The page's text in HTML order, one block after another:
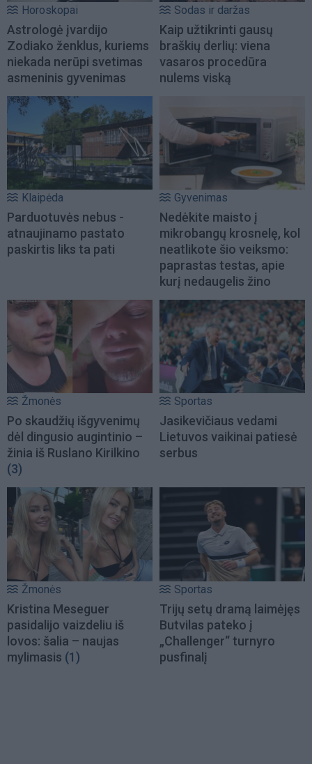
Horoskopai
Astrologė įvardijo
Zodiako ženklus, kuriems
niekada nerūpi svetimas
asmeninis gyvenimas
Sodas ir daržas
Kaip užtikrinti gausų
braškių derlių: viena
vasaros procedūra
nulems viską
Klaipėda
Parduotuvės nebus -
atnaujinamo pastato
paskirtis liks ta pati
Gyvenimas
Nedėkite maisto į
mikrobangų krosnelę, kol
neatlikote šio veiksmo:
paprastas testas, apie
kurį nedaugelis žino
Žmonės
Po skaudžių išgyvenimų
dėl dingusio augintinio –
žinia iš Ruslano Kirilkino
(3)
Sportas
Jasikevičiaus vedami
Lietuvos vaikinai patiesė
serbus
Žmonės
Kristina Meseguer
pasidalijo vaizdeliu iš
lovos: šalia – naujas
mylimasis (1)
Sportas
Trijų setų dramą laimėjęs
Butvilas pateko į
„Challenger“ turnyro
pusfinalį